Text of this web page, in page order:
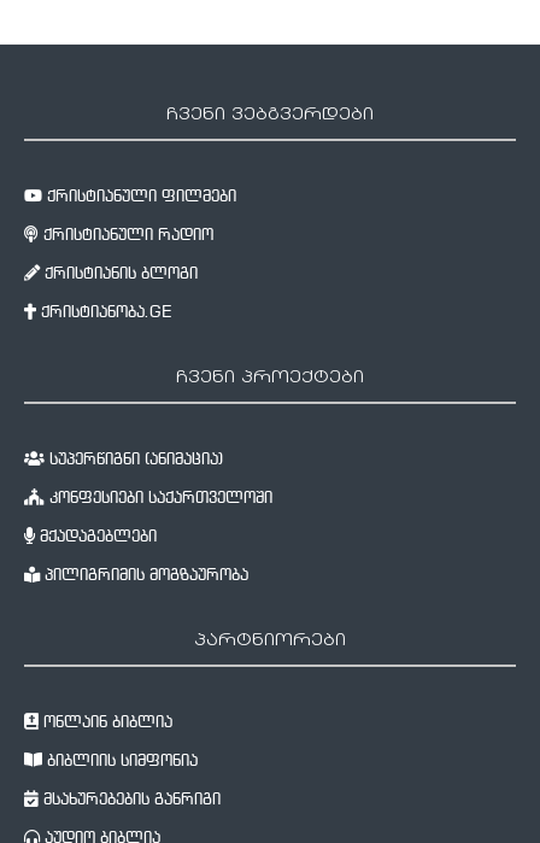
ჩვენი ვებგვერდები
ქრისტიანული ფილმები
ქრისტიანული რადიო
ქრისტიანის ბლოგი
ქრისტიანობა.GE
ჩვენი პროექტები
სუპერწიგნი (ანიმაცია)
კონფესიები საქართველოში
მქადაგებლები
პილიგრიმის მოგზაურობა
პარტნიორები
ონლაინ ბიბლია
ბიბლიის სიმფონია
მსახურებების განრიგი
აუდიო ბიბლია